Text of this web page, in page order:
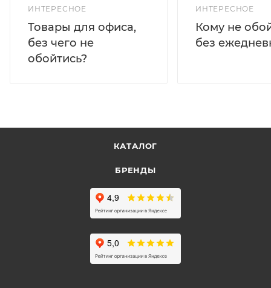
ИНТЕРЕСНОЕ
Товары для офиса,
без чего не
обойтись?
ИНТЕРЕСНОЕ
Кому не
без
КАТАЛОГ
БРЕНДЫ